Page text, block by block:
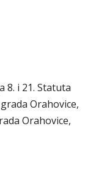
8. i 21. Statuta
Orahovice,
Orahovice,